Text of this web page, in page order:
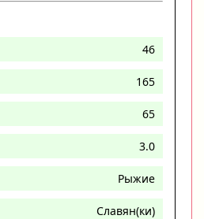
46
165
65
3.0
Рыжие
Славян(ки)